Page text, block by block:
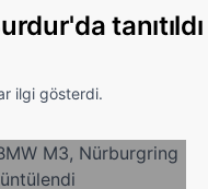
tanıtıldı
ilgi gösterdi.